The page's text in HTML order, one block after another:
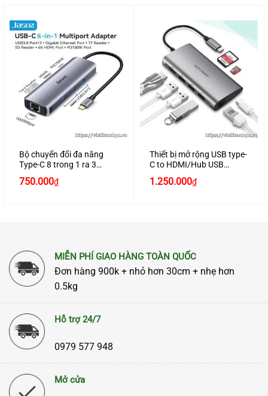
Bộ chuyển đổi đa năng
Type-C 8 trong 1 ra 3
Gigabit RJ45 chính
750.000₫
Thiết bị mở rộng USB type-
C to HDMI/Hub USB
chính hãng Ugreen 50538
1.250.000₫
MIỄN PHÍ GIAO HÀNG TOÀN QUỐC
Đơn hàng 900k + nhỏ hơn 30cm + nhẹ hơn
0.5kg
Hỗ trợ 24/7
0979 577 948
Mở cửa